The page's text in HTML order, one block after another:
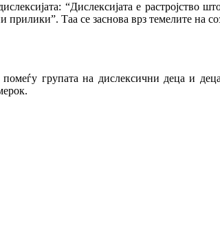
“Дислексијата е растројство
Таа се заснова врз темелите на
групата на дислексични деца и